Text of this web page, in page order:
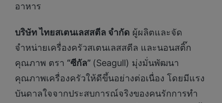
อาหาร
บริษัท ไทยสเตนเลสสตีล จำกัด ผู้ผลิตและจัด
จำหน่ายเครื่องครัวสเตนเลสสตีล และนอนสติ๊ก
คุณภาพ ตรา “ซีกัล” (Seagull) มุ่งมั่นพัฒนา
คุณภาพเครื่องครัวให้ดีขึ้นอย่างต่อเนื่อง โดยมีแรง
บันดาลใจจากประสบการณ์จริงของคนรักการทำ